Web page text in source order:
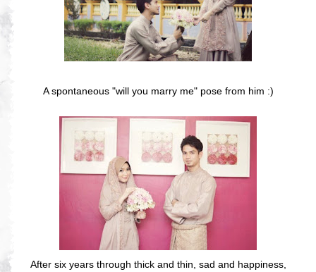
A spontaneous "will you marry me" pose from him :)
After six years through thick and thin, sad and happiness,